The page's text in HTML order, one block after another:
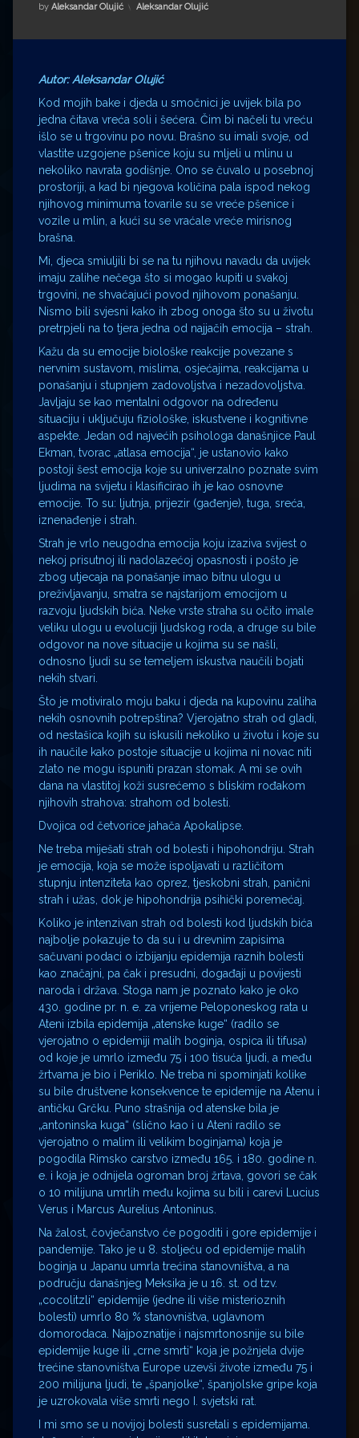
Impressum
Milenko Strižak
Drugi autori
Drugi autori
Matea Andrić
Ljiljana Lekanić-Kljaić
Željko Krznarić
Mario Lovreković
Miroslav Šantek
by Aleksandar Olujić Kategorije:
Aleksandar Olujić
Autor: Aleksandar Olujić
Kod mojih bake i djeda u smočnici je uvijek bila po
jedna čitava vreća soli i šećera. Čim bi načeli tu vreću
išlo se u trgovinu po novu. Brašno su imali svoje, od
vlastite uzgojene pšenice koju su mljeli u mlinu u
nekoliko navrata godišnje. Ono se čuvalo u posebnoj
prostoriji, a kad bi njegova količina pala ispod nekog
njihovog minimuma tovarile su se vreće pšenice i
vozile u mlin, a kući su se vraćale vreće mirisnog
brašna.
Mi, djeca smiuljili bi se na tu njihovu navadu da uvijek
imaju zalihe nečega što si mogao kupiti u svakoj
trgovini, ne shvaćajući povod njihovom ponašanju.
Nismo bili svjesni kako ih zbog onoga što su u životu
pretrpjeli na to tjera jedna od najjačih emocija – strah.
Kažu da su emocije biološke reakcije povezane s
nervnim sustavom, mislima, osjećajima, reakcijama u
ponašanju i stupnjem zadovoljstva i nezadovoljstva.
Javljaju se kao mentalni odgovor na određenu
situaciju i uključuju fiziološke, iskustvene i kognitivne
aspekte. Jedan od najvećih psihologa današnjice Paul
Ekman, tvorac „atlasa emocija“, je ustanovio kako
postoji šest emocija koje su univerzalno poznate svim
ljudima na svijetu i klasificirao ih je kao osnovne
emocije. To su: ljutnja, prijezir (gađenje), tuga, sreća,
iznenađenje i strah.
Strah je vrlo neugodna emocija koju izaziva svijest o
nekoj prisutnoj ili nadolazećoj opasnosti i pošto je
zbog utjecaja na ponašanje imao bitnu ulogu u
preživljavanju, smatra se najstarijom emocijom u
razvoju ljudskih bića. Neke vrste straha su očito imale
veliku ulogu u evoluciji ljudskog roda, a druge su bile
odgovor na nove situacije u kojima su se našli,
odnosno ljudi su se temeljem iskustva naučili bojati
nekih stvari.
Što je motiviralo moju baku i djeda na kupovinu zaliha
nekih osnovnih potrepština? Vjerojatno strah od gladi,
od nestašica kojih su iskusili nekoliko u životu i koje su
ih naučile kako postoje situacije u kojima ni novac niti
zlato ne mogu ispuniti prazan stomak. A mi se ovih
dana na vlastitoj koži susrećemo s bliskim rođakom
njihovih strahova: strahom od bolesti.
Dvojica od četvorice jahača Apokalipse.
Ne treba miješati strah od bolesti i hipohondriju. Strah
je emocija, koja se može ispoljavati u različitom
stupnju intenziteta kao oprez, tjeskobni strah, panični
strah i užas, dok je hipohondrija psihički poremećaj.
Koliko je intenzivan strah od bolesti kod ljudskih bića
najbolje pokazuje to da su i u drevnim zapisima
sačuvani podaci o izbijanju epidemija raznih bolesti
kao značajni, pa čak i presudni, događaji u povijesti
naroda i država. Stoga nam je poznato kako je oko
430. godine pr. n. e. za vrijeme Peloponeskog rata u
Ateni izbila epidemija „atenske kuge“ (radilo se
vjerojatno o epidemiji malih boginja, ospica ili tifusa)
od koje je umrlo između 75 i 100 tisuća ljudi, a među
žrtvama je bio i Periklo. Ne treba ni spominjati kolike
su bile društvene konsekvence te epidemije na Atenu i
antičku Grčku. Puno strašnija od atenske bila je
„antoninska kuga“ (slično kao i u Ateni radilo se
vjerojatno o malim ili velikim boginjama) koja je
pogodila Rimsko carstvo između 165. i 180. godine n.
e. i koja je odnijela ogroman broj žrtava, govori se čak
o 10 milijuna umrlih među kojima su bili i carevi Lucius
Verus i Marcus Aurelius Antoninus.
Na žalost, čovječanstvo će pogoditi i gore epidemije i
pandemije. Tako je u 8. stoljeću od epidemije malih
boginja u Japanu umrla trećina stanovništva, a na
području današnjeg Meksika je u 16. st. od tzv.
„cocolitzli“ epidemije (jedne ili više misterioznih
bolesti) umrlo 80 % stanovništva, uglavnom
domorodaca. Najpoznatije i najsmrtonosnije su bile
epidemije kuge ili „crne smrti“ koja je požnjela dvije
trećine stanovništva Europe uzevši živote između 75 i
200 milijuna ljudi, te „španjolke“, španjolske gripe koja
je uzrokovala više smrti nego I. svjetski rat.
I mi smo se u novijoj bolesti susretali s epidemijama.